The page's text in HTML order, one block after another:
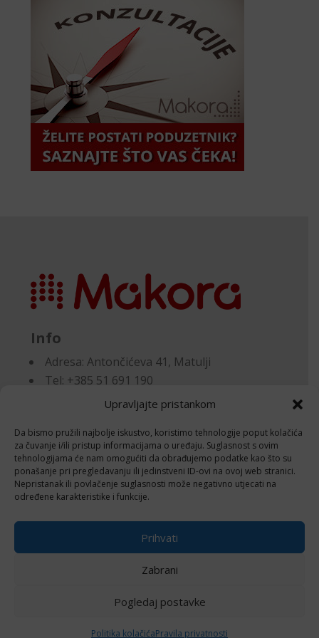
Upravljajte pristankom
Da bismo pružili najbolje iskustvo, koristimo tehnologije poput kolačića
za čuvanje i/ili pristup informacijama o uređaju. Suglasnost s ovim
tehnologijama će nam omogućiti da obrađujemo podatke kao što su
ponašanje pri pregledavanju ili jedinstveni ID-ovi na ovoj web stranici.
Nepristanak ili povlačenje suglasnosti može negativno utjecati na
određene karakteristike i funkcije.
Prihvati
Zabrani
Pogledaj postavke
Politika kolačićaPravila privatnosti
Info
Adresa:Antončićeva 41, Matulji
Tel: +385 51 691 190
Email:knjigovodstvo@makora.hr
Dokumenti
Pravila privatnosti
Politika kolačića (EU)
© 2024 Izrada i održavanjeNegactive – IT